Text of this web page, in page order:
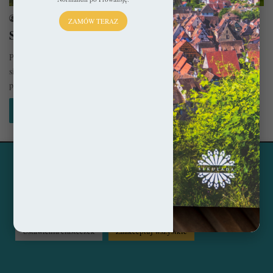
13 kwietnia 2023
Saintes – Pełen wachlarz
Położone w regionie Nowa Akwitania niewielkie miasto Saintes szczyci
się całkiem sporym wachlarzem wielowiekowych monumentów. W jego
panoramie znaleźć można…
© Copyright 2014 - 2026, All Rights Reserved by sekulada.com
PinterestInstagram
Ta strona korzysta z ciasteczek, aby świadczyć usługi na
najwyższym poziomie. Klikając opcję "Zaakceptuj wszystkie"
zgadzasz się na użycie wszystkich ciasteczek. Możesz również
przejść do "Ustawień Ciasteczek", aby zgodzić się tylko na
Czytaj więcej...
Ustawienia ciasteczek Zaakceptuj wszystkie
ZAMÓW TERAZ